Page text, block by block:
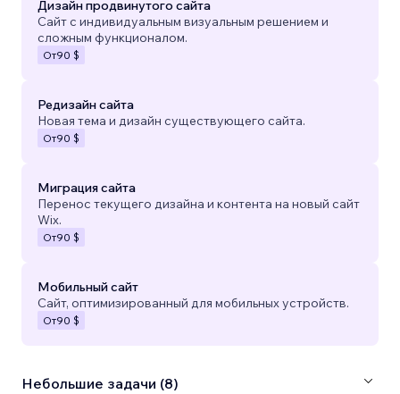
Дизайн продвинутого сайта
Сайт с индивидуальным визуальным решением и
сложным функционалом.
От90 $
Редизайн сайта
Новая тема и дизайн существующего сайта.
От90 $
Миграция сайта
Перенос текущего дизайна и контента на новый сайт
Wix.
От90 $
Мобильный сайт
Сайт, оптимизированный для мобильных устройств.
От90 $
Небольшие задачи (8)